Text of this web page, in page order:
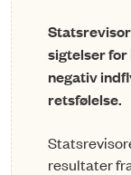
sigtelser
negativ
retsfølelse.
resultater